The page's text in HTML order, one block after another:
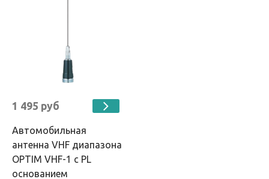
1 495 руб
Автомобильная
антенна VHF диапазона
OPTIM VHF-1 с PL
основанием